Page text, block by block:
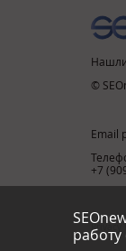
©
Email
+7
This
Privacy